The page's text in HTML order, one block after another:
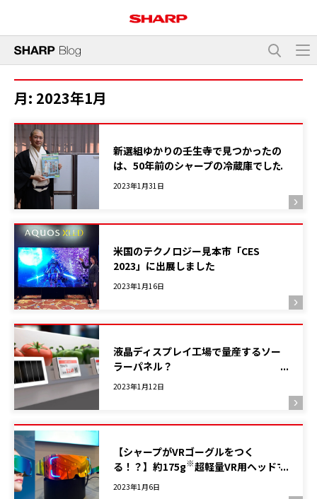
月: 2023年1月
新選組ゆかりの壬生寺で見つかったの
は、50年前のシャープの冷蔵庫でした
2023年1月31日
米国のテクノロジー見本市「CES
2023」に出展しました
2023年1月16日
液晶ディスプレイ工場で量産するソー
ラーパネル？
～高効率、低コストの屋内光発電デバ
2023年1月12日
【シャープがVRゴーグルをつく
る！？】約175g※超軽量VR用ヘッドマ
ウントディスプレイ！プロトタイプを
2023年1月6日